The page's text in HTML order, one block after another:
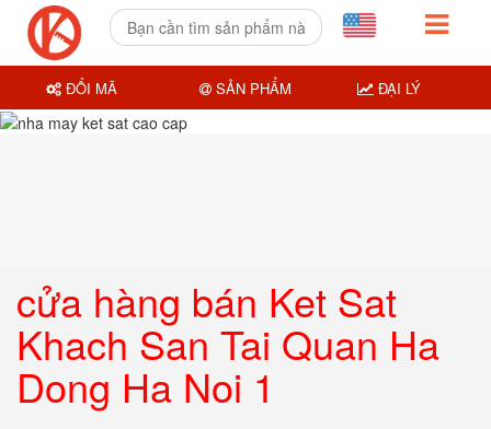
cửa hàng bán Ket Sat
Khach San Tai Quan Ha
Dong Ha Noi 1
ĐỔI MÃ SẢN PHẨM ĐẠI LÝ